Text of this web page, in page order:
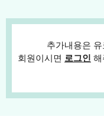
추가내용은
회원이시면 로그인 해